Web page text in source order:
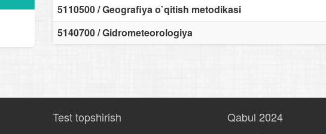
5110500 / Geografiya o`qitish metodikasi
5140700 / Gidrometeorologiya
Test topshirish
Qabul 2024